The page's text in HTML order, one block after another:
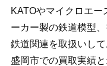
KATOやマイクロエー
ーカー製の鉄道模型
鉄道関連を取扱いして
盛岡市での買取実績